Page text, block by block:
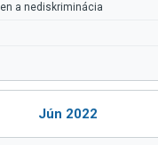
a nediskriminácia
Jún 2022